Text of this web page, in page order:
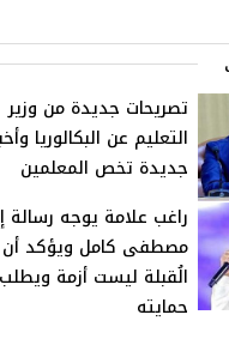
تصريحات جديدة من وزير
التعليم عن البكالوريا
جديدة تخص المعلمين
راغب علامة يوجه رسالة
مصطفى كامل ويؤكد أن
الُقبلة ليست أزمة ويطلب
حمايته